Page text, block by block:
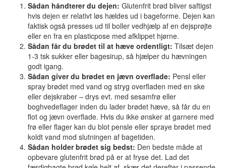
Sådan håndterer du dejen: Glutenfrit brød bliver saftigst
hvis dejen er relativt løs hældes ud i bageforme. Dejen kan
faktisk også presses ud til boller vedhjælp af en dejsprøjte
eller en fra en plasticpose med afklippet hjørne.
Sådan får du brødet til at hæve ordentligt: Tilsæt dejen
1-3 tsk sukker eller bagesirup, så hjælper du hævningen
godt igang.
Sådan giver du brødet en jævn overflade: Pensl eller
spray brødet med vand og stryg overfladen med en ske
eller dejskraber – drys evt. med sesamfrø eller
boghvedeflager inden du lader brødet hæve, så får du en
flot og jævn overflade. Hvis du ikke ønsker at garnere med
frø eller flager kan du blot pensle eller spraye brødet med
koldt vand mod slutningen af bagetiden.
Sådan holder brødet sig bedst: Den bedste måde at
opbevare glutenfrit brød på er at fryse det. Lad det